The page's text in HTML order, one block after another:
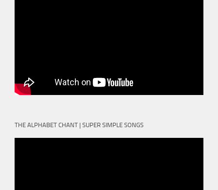
THE ALPHABET CHANT | SUPER SIMPLE SONGS